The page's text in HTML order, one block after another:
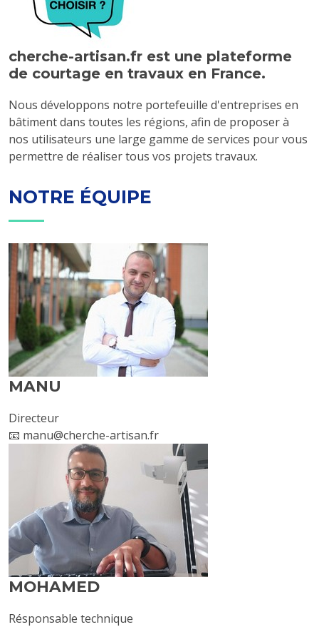
cherche-artisan.fr est une plateforme
de courtage en travaux en France.
Nous développons notre portefeuille d'entreprises en
bâtiment dans toutes les régions, afin de proposer à
nos utilisateurs une large gamme de services pour vous
permettre de réaliser tous vos projets travaux.
NOTRE ÉQUIPE
MANU
Directeur
📧 manu@cherche-artisan.fr
MOHAMED
Résponsable technique